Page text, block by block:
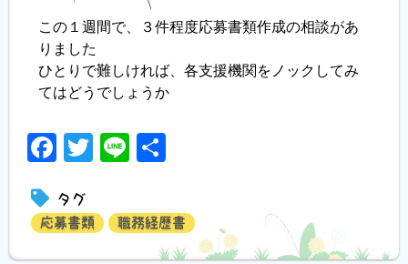
この１週間で、３件程度応募書類作成の相談があ
りました
ひとりで難しければ、各支援機関をノックしてみ
てはどうでしょうか
Facebook
Twitter
Line
タグ
応募書類 職務経歴書